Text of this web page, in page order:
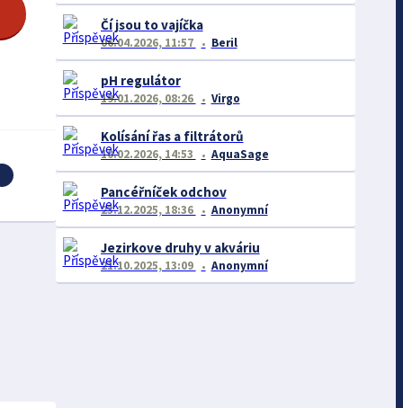
Čí jsou to vajíčka
06.04.2026, 11:57 Beril
pH regulátor
19.01.2026, 08:26 Virgo
Kolísání řas a filtrátorů
10.02.2026, 14:53 AquaSage
Pancéřníček odchov
23.12.2025, 18:36 Anonymní
Jezirkove druhy v akváriu
21.10.2025, 13:09 Anonymní